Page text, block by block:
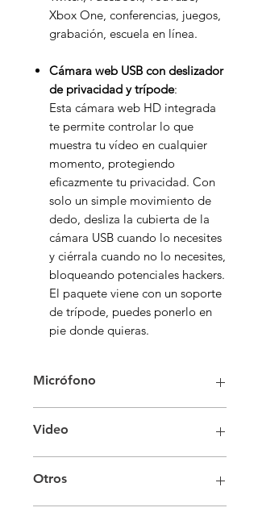
Xbox One, conferencias, juegos,
grabación, escuela en línea.
Cámara web USB con deslizador
de privacidad y trípode:
Esta cámara web HD integrada
te permite controlar lo que
muestra tu vídeo en cualquier
momento, protegiendo
eficazmente tu privacidad. Con
solo un simple movimiento de
dedo, desliza la cubierta de la
cámara USB cuando lo necesites
y ciérrala cuando no lo necesites,
bloqueando potenciales hackers.
El paquete viene con un soporte
de trípode, puedes ponerlo en
pie donde quieras.
Micrófono
con cancelación de ruido
Video
2592*1944 / FHD 1920*1080 / HD
Otros